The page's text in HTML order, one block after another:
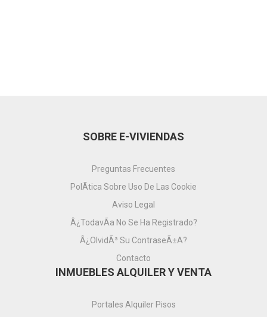
SOBRE E-VIVIENDAS
Preguntas Frecuentes
PolÃ­tica Sobre Uso De Las Cookie
Aviso Legal
Â¿TodavÃ­a No Se Ha Registrado?
Â¿OlvidÃ³ Su ContraseÃ±a?
Contacto
INMUEBLES ALQUILER Y VENTA
Portales Alquiler Pisos